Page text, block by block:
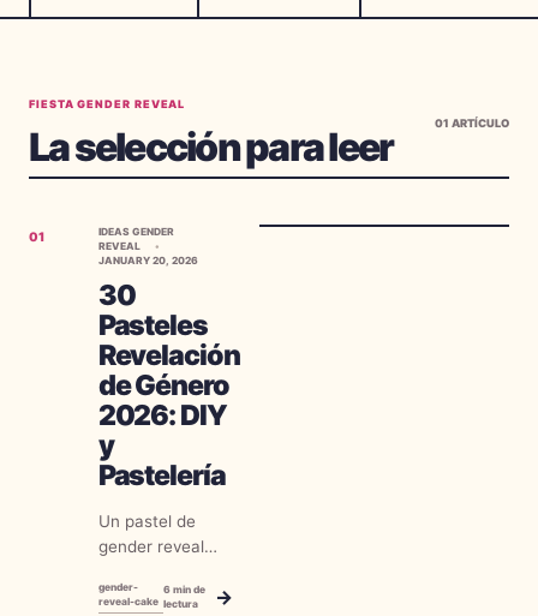
FIESTA GENDER REVEAL
La selección para leer
01 ARTÍCULO
01
IDEAS GENDER
REVEAL
JANUARY 20, 2026
30
Pasteles
Revelación
de Género
2026: DIY
y
Pastelería
Un pastel de
gender reveal
de las formas
gender-
reveal-cake
6 min de
lectura
→